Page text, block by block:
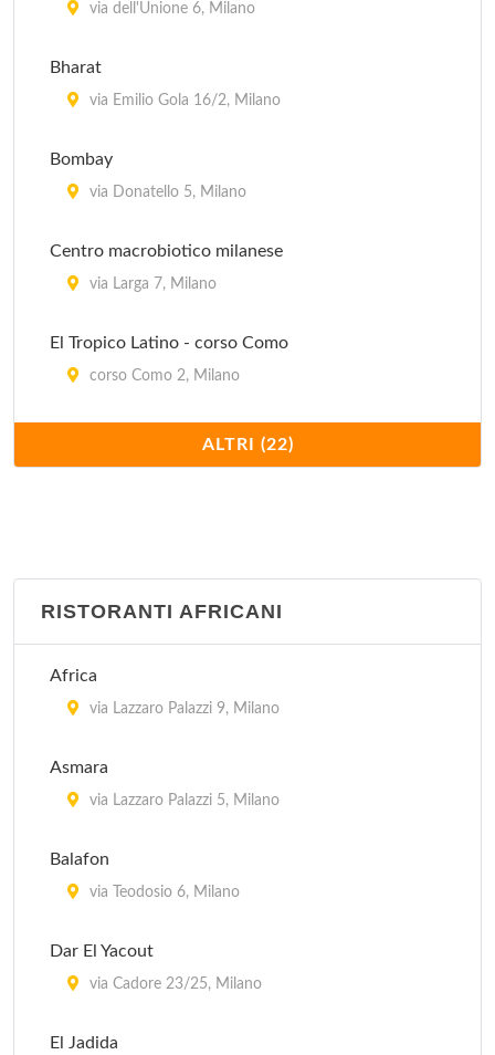
Ditirambo
Globe
Il Sole
via dell'Unione 6, Milano
Bharat
via Emilio Gola 16/2, Milano
Bombay
via Donatello 5, Milano
Centro macrobiotico milanese
via Larga 7, Milano
El Tropico Latino - corso Como
corso Como 2, Milano
via Valpetrosa 3/5, Milano
Il Girasole
Il Melograno
Innocenti Evasioni
Joia
ALTRI (22)
RISTORANTI AFRICANI
Africa
via Lazzaro Palazzi 9, Milano
Asmara
via Lazzaro Palazzi 5, Milano
Balafon
via Teodosio 6, Milano
Dar El Yacout
via Cadore 23/25, Milano
El Jadida